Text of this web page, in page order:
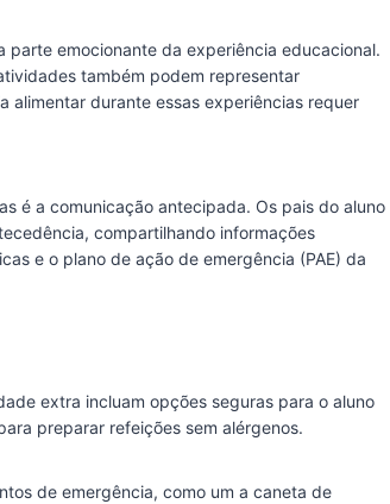
parte emocionante da experiência educacional.
também podem representar
alimentar durante essas experiências requer
é a comunicação antecipada. Os pais do aluno
compartilhando informações
e o plano de ação de emergência (PAE) da
extra incluam opções seguras para o aluno
preparar refeições sem alérgenos.
de emergência, como um a caneta de